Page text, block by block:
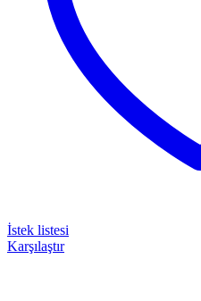
İstek listesi
Karşılaştır